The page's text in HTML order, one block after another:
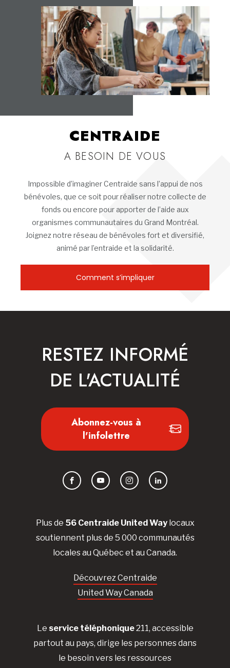
CENTRAIDE
A BESOIN DE VOUS
Impossible d’imaginer Centraide sans l’appui de nos
bénévoles, que ce soit pour réaliser notre collecte de
fonds ou encore pour apporter de l’aide aux
organismes communautaires du Grand Montréal.
Joignez notre réseau de bénévoles fort et diversifié,
animé par l’entraide et la solidarité.
Comment s’impliquer
Plus de 56 Centraide United Waylocaux
soutiennent plus de 5 000 communautés
locales au Québec et au Canada.
Découvrez Centraide
United Way Canada
Le service téléphonique211, accessible
partout au pays, dirige les personnes dans
le besoin vers les ressources
RESTEZ INFORMÉ
DE L'ACTUALITÉ
Abonnez-vous à
l'infolettre
FacebookYouTubeInstagramLinkedIn